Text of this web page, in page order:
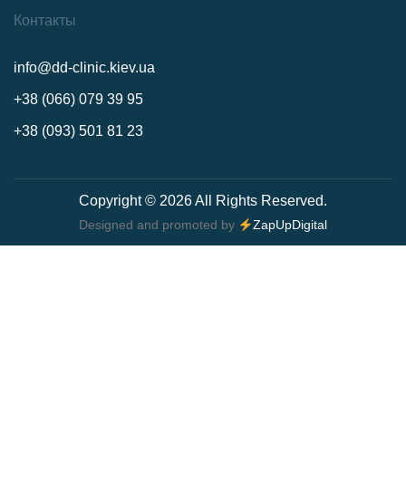
Контакты
info@dd-clinic.kiev.ua
+38 (066) 079 39 95
+38 (093) 501 81 23
Copyright © 2026 All Rights Reserved.
Designed and promoted by ZapUpDigital